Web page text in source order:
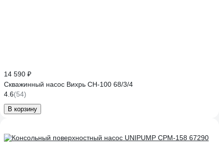
14 590 ₽
Скважинный насос Вихрь СН-100 68/3/4
4.6(54)
В корзину